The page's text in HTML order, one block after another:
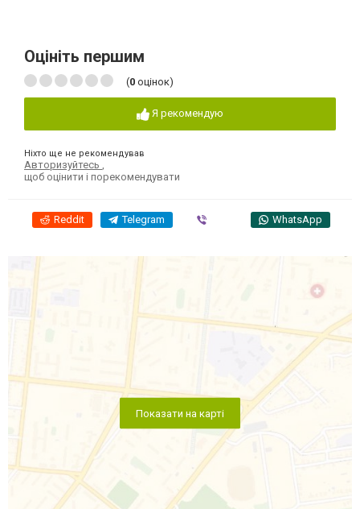
Оцініть першим
(0 оцінок)
Я рекомендую
Ніхто ще не рекомендував
Авторизуйтесь
щоб оцінити і порекомендувати
Reddit Telegram WhatsApp
Показати на карті